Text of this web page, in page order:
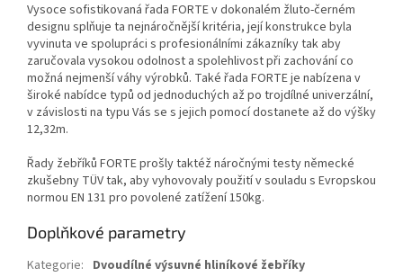
Vysoce sofistikovaná řada FORTE v dokonalém žluto-černém
designu splňuje ta nejnáročnější kritéria, její konstrukce byla
vyvinuta ve spolupráci s profesionálními zákazníky tak aby
zaručovala vysokou odolnost a spolehlivost při zachování co
možná nejmenší váhy výrobků. Také řada FORTE je nabízena v
široké nabídce typů od jednoduchých až po trojdílné univerzální,
v závislosti na typu Vás se s jejich pomocí dostanete až do výšky
12,32m.
Řady žebříků FORTE prošly taktéž náročnými testy německé
zkušebny TÜV tak, aby vyhovovaly použití v souladu s Evropskou
normou EN 131 pro povolené zatížení 150kg.
Doplňkové parametry
Kategorie: Dvoudílné výsuvné hliníkové žebříky